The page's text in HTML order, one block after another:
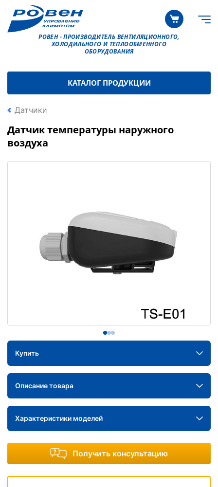
РОВЕН - ПРОИЗВОДИТЕЛЬ ВЕНТИЛЯЦИОННОГО,
ХОЛОДИЛЬНОГО И ТЕПЛООБМЕННОГО
ОБОРУДОВАНИЯ
КАТАЛОГ ПРОДУКЦИИ
Датчики
Датчик температуры наружного
воздуха
Купить
Описание товара
Характеристики моделей
Получить консультацию